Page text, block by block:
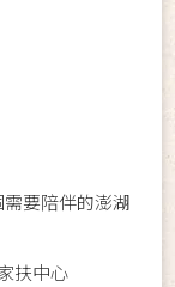
要陪伴的澎湖
扶中心